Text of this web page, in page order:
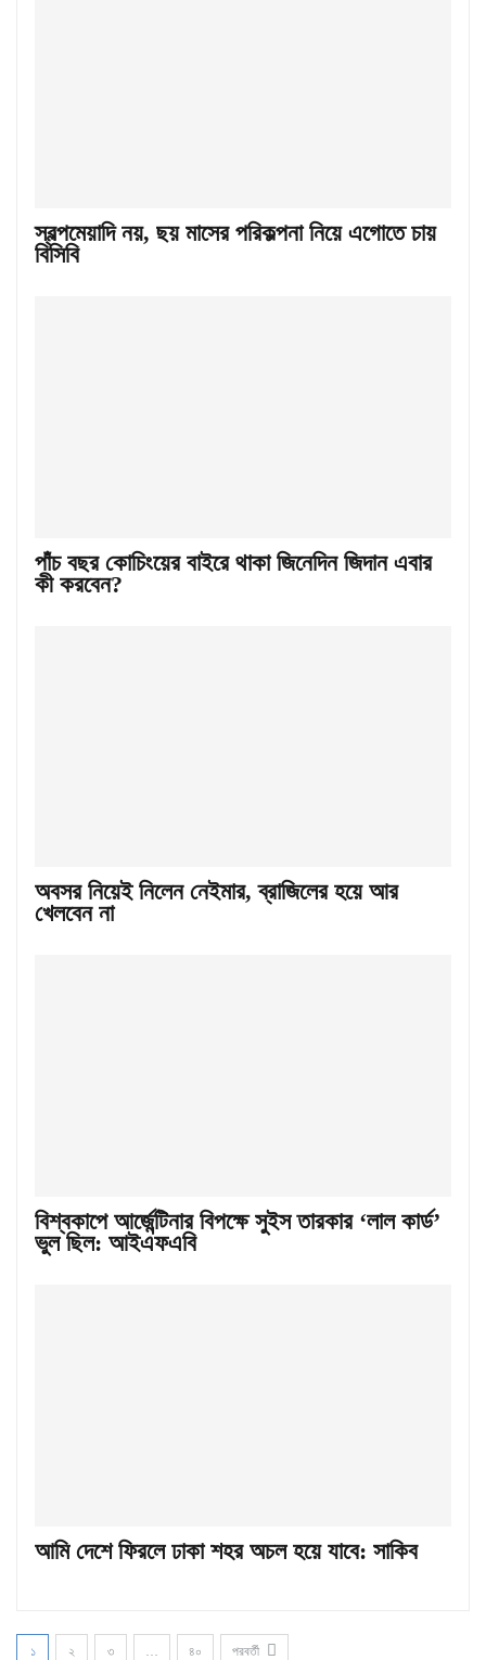
স্বল্পমেয়াদি নয়, ছয় মাসের পরিকল্পনা নিয়ে এগোতে চায়
বিসিবি
পাঁচ বছর কোচিংয়ের বাইরে থাকা জিনেদিন জিদান এবার
কী করবেন?
অবসর নিয়েই নিলেন নেইমার, ব্রাজিলের হয়ে আর
খেলবেন না
বিশ্বকাপে আর্জেন্টিনার বিপক্ষে সুইস তারকার ‘লাল কার্ড’
ভুল ছিল: আইএফএবি
আমি দেশে ফিরলে ঢাকা শহর অচল হয়ে যাবে: সাকিব
১ ২ ৩ ৪০ পরবর্তী